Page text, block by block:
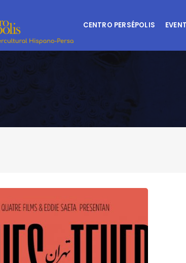
CENTRO PERSÉPOLIS